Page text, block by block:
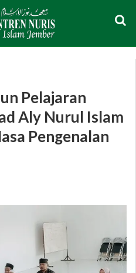
Pelajaran
Aly Nurul Islam
Pengenalan